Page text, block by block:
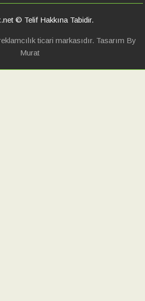
© Telif Hakkına Tabidir.
ticari markasıdır. Tasarım By
Murat